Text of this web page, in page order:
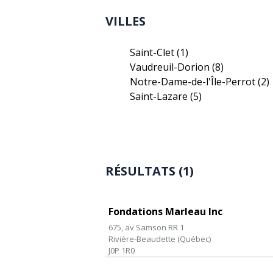
VILLES
Saint-Clet(1)
Vaudreuil-Dorion (8)
Notre-Dame-de-l'Île-Perrot(2)
Saint-Lazare (5)
RÉSULTATS (1)
Fondations Marleau Inc
675, av Samson RR 1
Rivière-Beaudette (Québec)
J0P 1R0